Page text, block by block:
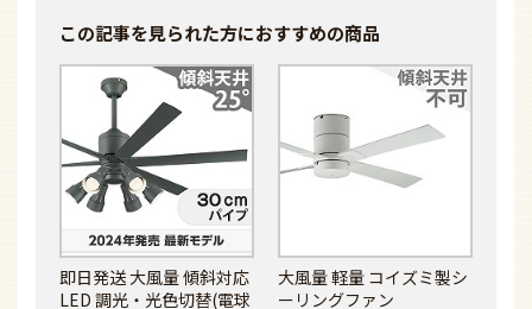
この記事を見られた方におすすめの商品
即日発送 大風量 傾斜対応
LED 調光・光色切替(電球
大風量 軽量 コイズミ製シ
ーリングファン